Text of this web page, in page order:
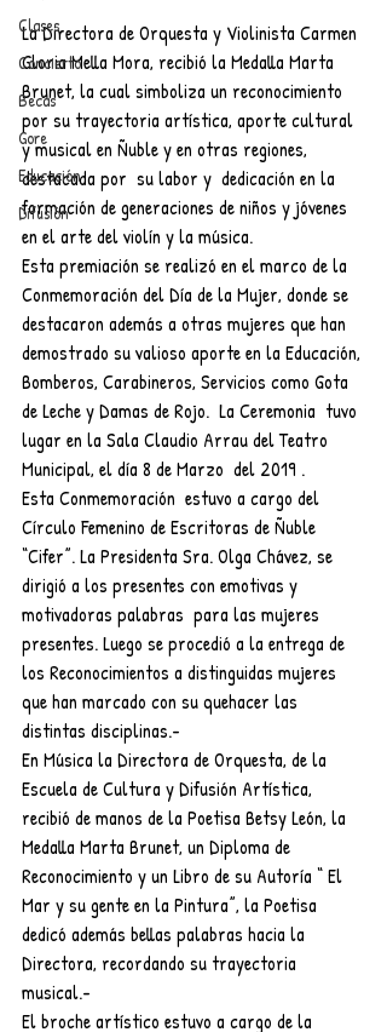
Clases
Concierto
Becas
Gore
Educación
Difusión
La Directora de Orquesta y Violinista Carmen
Gloria Mella Mora, recibió la Medalla Marta
Brunet, la cual simboliza un reconocimiento
por su trayectoria artística, aporte cultural
y musical en Ñuble y en otras regiones,
destacada por  su labor y  dedicación en la
formación de generaciones de niños y jóvenes
en el arte del violín y la música.
Esta premiación se realizó en el marco de la
Conmemoración del Día de la Mujer, donde se
destacaron además a otras mujeres que han
demostrado su valioso aporte en la Educación,
Bomberos, Carabineros, Servicios como Gota
de Leche y Damas de Rojo.  La Ceremonia  tuvo
lugar en la Sala Claudio Arrau del Teatro
Municipal, el día 8 de Marzo  del 2019 .
Esta Conmemoración  estuvo a cargo del
Círculo Femenino de Escritoras de Ñuble
“Cifer”. La Presidenta Sra. Olga Chávez, se
dirigió a los presentes con emotivas y
motivadoras palabras  para las mujeres
presentes. Luego se procedió a la entrega de
los Reconocimientos a distinguidas mujeres
que han marcado con su quehacer las
distintas disciplinas.-
En Música la Directora de Orquesta, de la
Escuela de Cultura y Difusión Artística,
recibió de manos de la Poetisa Betsy León, la
Medalla Marta Brunet, un Diploma de
Reconocimiento y un Libro de su Autoría “ El
Mar y su gente en la Pintura”, la Poetisa
dedicó además bellas palabras hacia la
Directora, recordando su trayectoria
musical.-
El broche artístico estuvo a cargo de la